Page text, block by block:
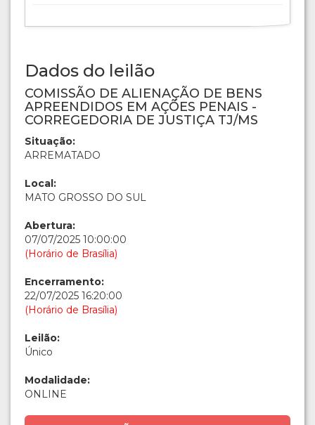
Dados do leilão
COMISSÃO DE ALIENAÇÃO DE BENS
APREENDIDOS EM AÇÕES PENAIS -
CORREGEDORIA DE JUSTIÇA TJ/MS
Situação:
ARREMATADO
Local:
MATO GROSSO DO SUL
Abertura:
07/07/2025 10:00:00
(Horário de Brasília)
Encerramento:
22/07/2025 16:20:00
(Horário de Brasília)
Leilão:
Único
Modalidade:
ONLINE